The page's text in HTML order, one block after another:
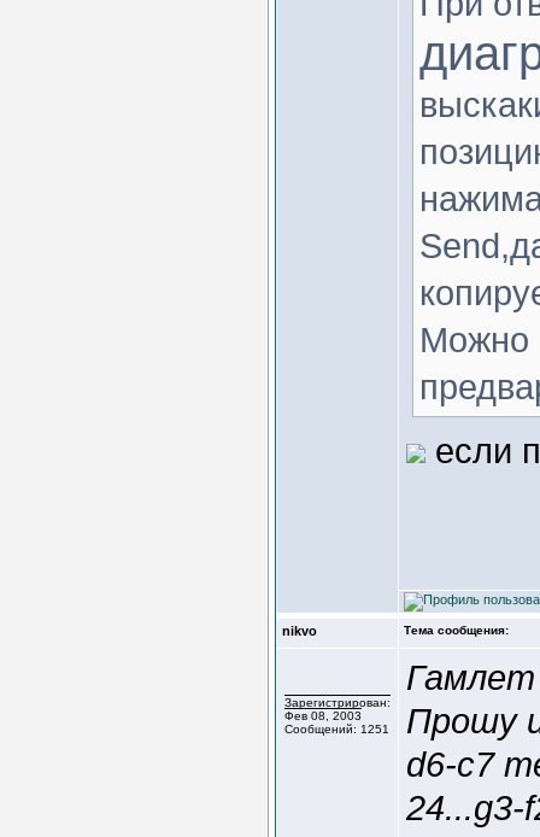
Можно
если
nikvo Тема сообщения:
Зарегистрирован:
Фев 08, 2003
Сообщений: 1251
Гамлет
Прошу
d6-c7
24...g3-